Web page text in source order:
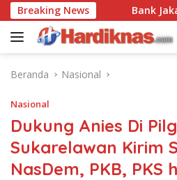
Langsung
ke
konten
Breaking News
Disrupsi Bank Jakarta
Beranda Nasional
Nasional
Dukung Anies Di
Sukarelawan Kirim
NasDem, PKB, PKS